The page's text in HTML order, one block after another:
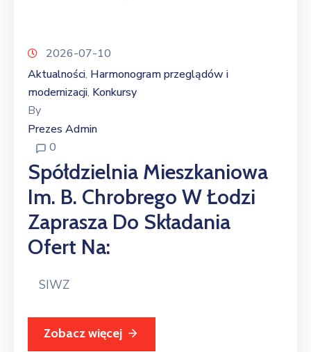
2026-07-10
Aktualności‚ Harmonogram przeglądów i
modernizacji‚ Konkursy
By
Prezes Admin
0
Spółdzielnia Mieszkaniowa
Im. B. Chrobrego W Łodzi
Zaprasza Do Składania
Ofert Na:
SIWZ
Zobacz więcej